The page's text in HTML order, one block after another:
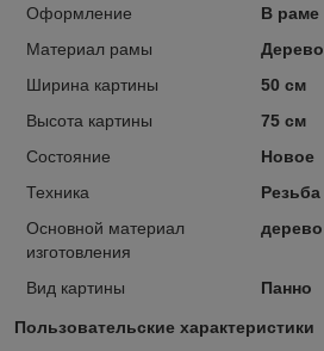
Оформление
В раме
Материал рамы
Дерево
Ширина картины
50 см
Высота картины
75 см
Состояние
Новое
Техника
Резьба
Основной материал
изготовления
дерево
Вид картины Панно
Пользовательские характеристики